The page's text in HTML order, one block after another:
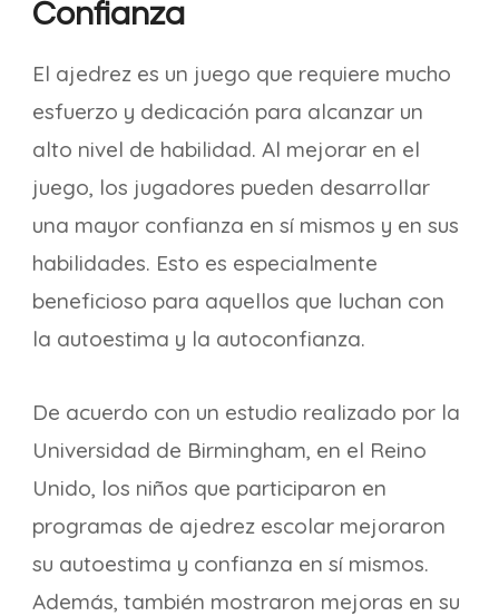
Confianza
El ajedrez es un juego que requiere mucho
esfuerzo y dedicación para alcanzar un
alto nivel de habilidad. Al mejorar en el
juego, los jugadores pueden desarrollar
una mayor confianza en sí mismos y en sus
habilidades. Esto es especialmente
beneficioso para aquellos que luchan con
la autoestima y la autoconfianza.
De acuerdo con un estudio realizado por la
Universidad de Birmingham, en el Reino
Unido, los niños que participaron en
programas de ajedrez escolar mejoraron
su autoestima y confianza en sí mismos.
Además, también mostraron mejoras en su